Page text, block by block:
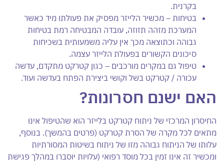
בקרנית.
בטיחות – מכשיר הלייזר מפסיק את פעולתו מיד כאשר
המערכת מזהה תזוזה, עובדה המבטיחה רמת בטיחות
גבוהה וכתוצאה מכך אין עליה משמעותית בשכיחות
סיכונים הקשורים בפעולת הלייזר עצמה.
טיפול גם במקרים מורכבים – כגון קטרקט מתקדם, עדשה
עכורה / קטרקט בשל וקושי ביצירת הפתח בעדשה ועוד.
האם ישנם חסרונות?
החיסרון המרכזי של ניתוח קטרקט בלייזר הוא שהטיפול אינו
מתאים לכל מקרה של הסרת קטרקט (פרטים בהמשך). בנוסף,
עלותו של הניתוח גבוהה מזו של ניתוח בשיטות המסורתיות
ומכשיר זה אינו זמין בכל מוסד רפואי (עלויות יוסברו במהלך פגישת